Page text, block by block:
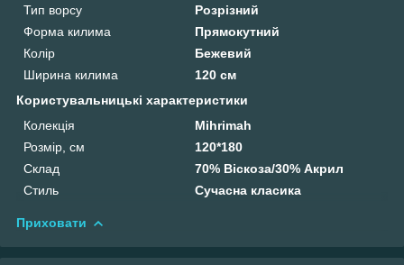
Тип ворсу
Розрізний
Форма килима
Прямокутний
Колір
Бежевий
Ширина килима
120 см
Користувальницькі характеристики
Колекція
Mihrimah
Розмір, см
120*180
Склад
70% Віскоза/30% Акрил
Стиль
Сучасна класика
Приховати